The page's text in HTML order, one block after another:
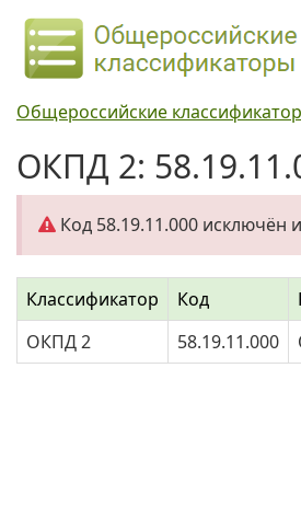
Общероссийские
ОКПД 2:
Код 58.19.11.000 исключён
Классификатор Код
ОКПД 2
58.19.11.000